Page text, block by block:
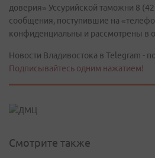
доверия» Уссурийской таможни 8
сообщения, поступившие на
конфиденциальны и рассмотрены в
Новости Владивостока в Telegram -
Подписывайтесь одним нажатием!
Смотрите также